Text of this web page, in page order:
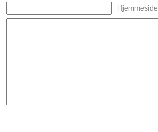
Hjemmeside